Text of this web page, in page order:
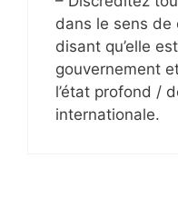
dans le sens de
disant qu’elle
gouvernement
l’état profond /
internationale.